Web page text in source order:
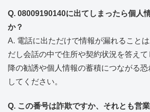
Q. 08009190140に出てしまったら個人
か？
A. 電話に出ただけで情報が漏れること
だし会話の中で住所や契約状況を答え
降の勧誘や個人情報の蓄積につながる
してください。
Q. この番号は詐欺ですか、それとも営